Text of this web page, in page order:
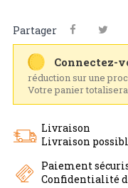
Partager
Connectez-
réduction sur une
Votre panier
Livraison
Livraison
Paiement
Confidentialité